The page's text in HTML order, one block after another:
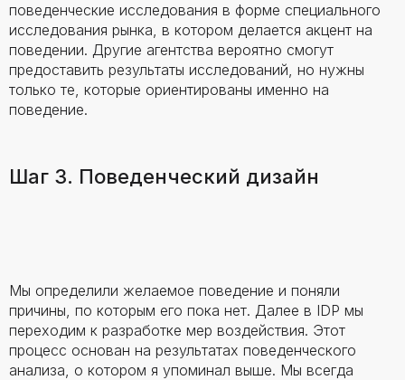
поведенческие исследования в форме специального
исследования рынка, в котором делается акцент на
поведении. Другие агентства вероятно смогут
предоставить результаты исследований, но нужны
только те, которые ориентированы именно на
поведение.
Шаг 3. Поведенческий дизайн
Мы определили желаемое поведение и поняли
причины, по которым его пока нет. Далее в IDP мы
переходим к разработке мер воздействия. Этот
процесс основан на результатах поведенческого
анализа, о котором я упоминал выше. Мы всегда